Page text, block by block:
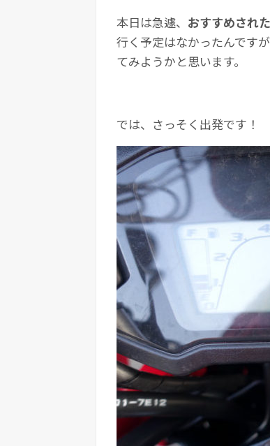
本日は急遽、 おすすめされ
行く予定はなかったんです
てみようかと思います。
では、さっそく出発です！